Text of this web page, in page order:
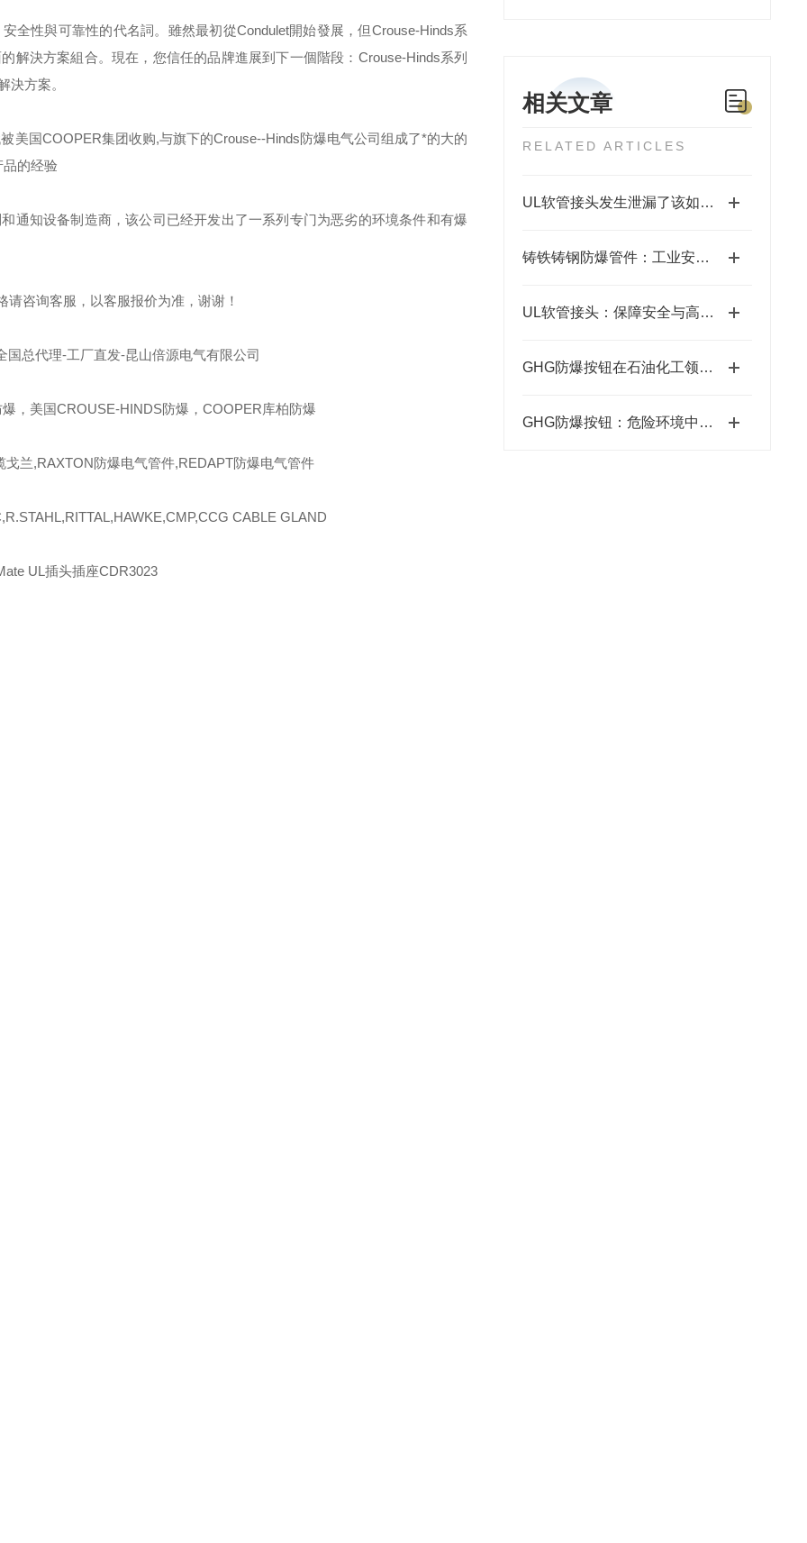
相关文章
RELATED ARTICLES
UL软管接头发生泄漏了该如何补救？
铸铁铸钢防爆管件：工业安全的坚固防线
UL软管接头：保障安全与高效的关键连接件
GHG防爆按钮在石油化工领域的应用
GHG防爆按钮：危险环境中的安全掌控者
全性與可靠性的代名詞。雖然最初從Condulet開始發展，但Crouse-Hinds系
解決方案組合。現在，您信任的品牌進展到下一個階段： Crouse-Hinds系列
決方案。
美国COOPER集团收购,与旗下的Crouse--Hinds防爆电气公司组成了*的大的
的经验
通知设备制造商，该公司已经开发出了一系列专门为恶劣的环境条件和有爆
请咨询客服，以客服报价为准，谢谢！
国总代理-工厂直发-昆山倍源电气有限公司
，美国CROUSE-HINDS防爆，COOPER库柏防爆
兰,RAXTON防爆电气管件,REDAPT防爆电气管件
CABLE GLAND